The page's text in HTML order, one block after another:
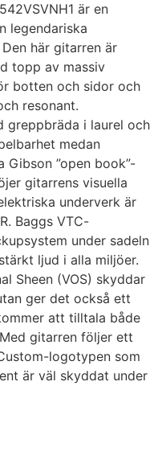
är en
legendariska
här gitarren är
topp av massiv
botten och sidor och
resonant.
greppbräda i laurel och
medan
Gibson ”open book”-
gitarrens visuella
underverk är
Baggs VTC-
under sadeln
ljud i alla miljöer.
Sheen (VOS) skyddar
ger det också ett
att tilltala både
gitarren följer ett
logotypen som
är väl skyddat under